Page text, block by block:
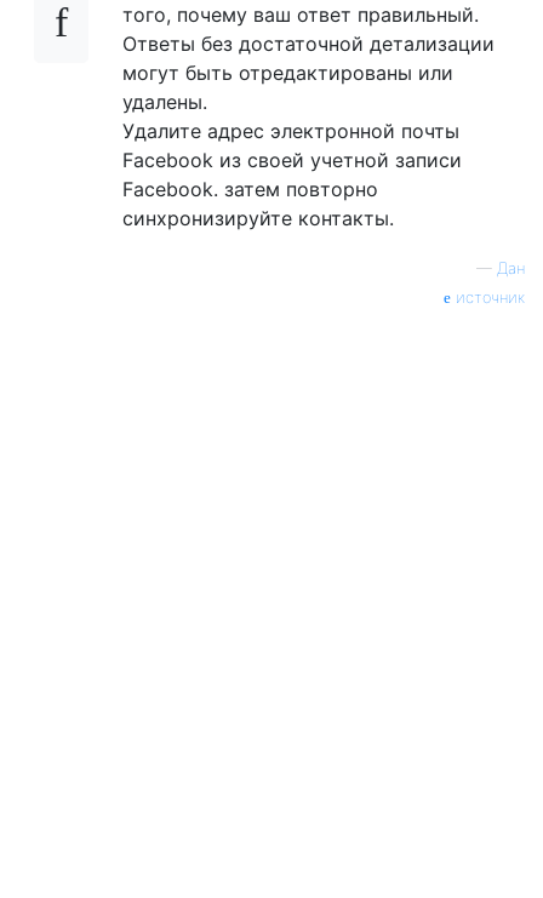
того, почему ваш ответ правильный.
Ответы без достаточной детализации
могут быть отредактированы или
удалены.
Удалите адрес электронной почты
Facebook из своей учетной записи
Facebook. затем повторно
синхронизируйте контакты.
— Дан
источник